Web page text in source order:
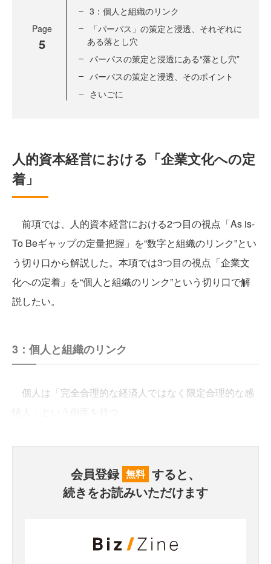
Page
5
3：個人と組織のリンク
「パーパス」の策定と浸透、それぞれに
ある落とし穴
パーパスの策定と浸透にある“落とし穴”
パーパスの策定と浸透、そのポイント
さいごに
人的資本経営における「企業文化への定
着」
前項では、人的資本経営における2つ目の視点「As is-
To Beギャップの定量把握」を“数字と組織のリンク”とい
う切り口から解説した。本項では3つ目の視点「企業文
化への定着」を“個人と組織のリンク”という切り口で解
説したい。
3：個人と組織のリンク
個人は「完全合理的な経済人ではなく限定合理的な感
会員登録 無料 すると、
続きをお読みいただけます